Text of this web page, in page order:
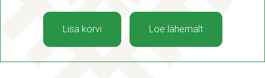
Lisa korvi Loe lähemalt